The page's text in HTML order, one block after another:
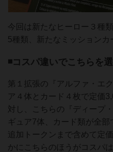
今回は新たなヒーロー３種
5種類、新たなミッションカ
◾️コスパ違いでこちらを
第１拡張の『アルファ・エ
ア４体とカード４枚で定価
対し、こちらの『ディープ
ギュア7体、カード類が全部
追加トークンまで含めて定
かにこちらのほうがコスパ